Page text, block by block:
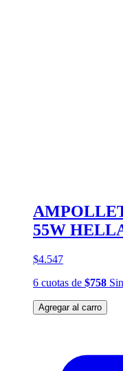
55W
$4.547
6 cuotas de $758
Agregar al carro